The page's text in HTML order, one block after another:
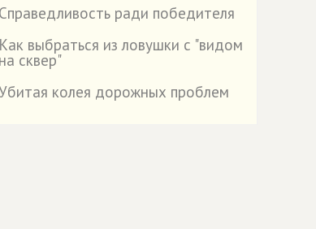
Справедливость ради победителя
Как выбраться из ловушки с "видом
на сквер"
колея дорожных проблем